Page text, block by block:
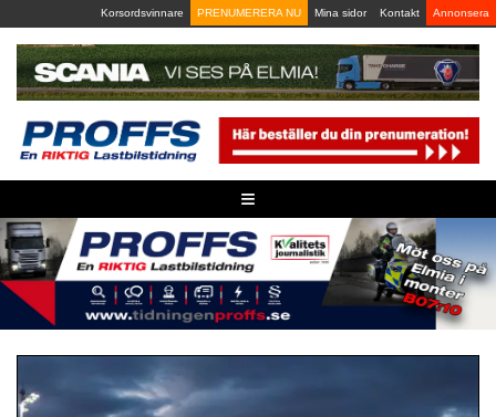
to
content
Korsordsvinnare PRENUMERERA NU Mina sidor Kontakt Annonsera
≡